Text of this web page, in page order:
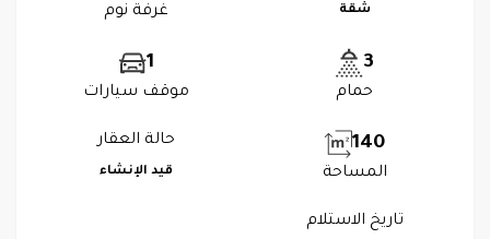
شقة غرفة نوم
3
حمام
1
موقف سيارات
140
المساحة
حالة العقار
قيد الإنشاء
تاريخ الاستلام